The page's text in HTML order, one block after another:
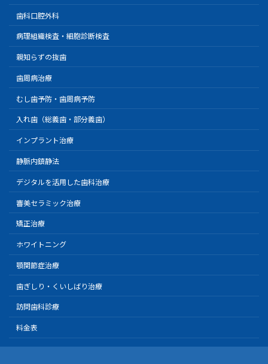
歯科口腔外科
病理組織検査・細胞診断検査
親知らずの抜歯
歯周病治療
むし歯予防・歯周病予防
入れ歯（総義歯・部分義歯）
インプラント治療
静脈内鎮静法
デジタルを活用した歯科治療
審美セラミック治療
矯正治療
ホワイトニング
顎関節症治療
歯ぎしり・くいしばり治療
訪問歯科診療
料金表